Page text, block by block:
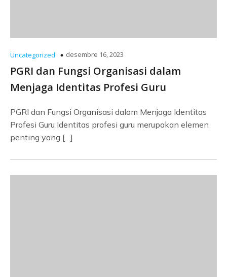
Uncategorized desembre 16, 2023
PGRI dan Fungsi Organisasi dalam
Menjaga Identitas Profesi Guru
PGRI dan Fungsi Organisasi dalam Menjaga Identitas
Profesi Guru Identitas profesi guru merupakan elemen
penting yang […]